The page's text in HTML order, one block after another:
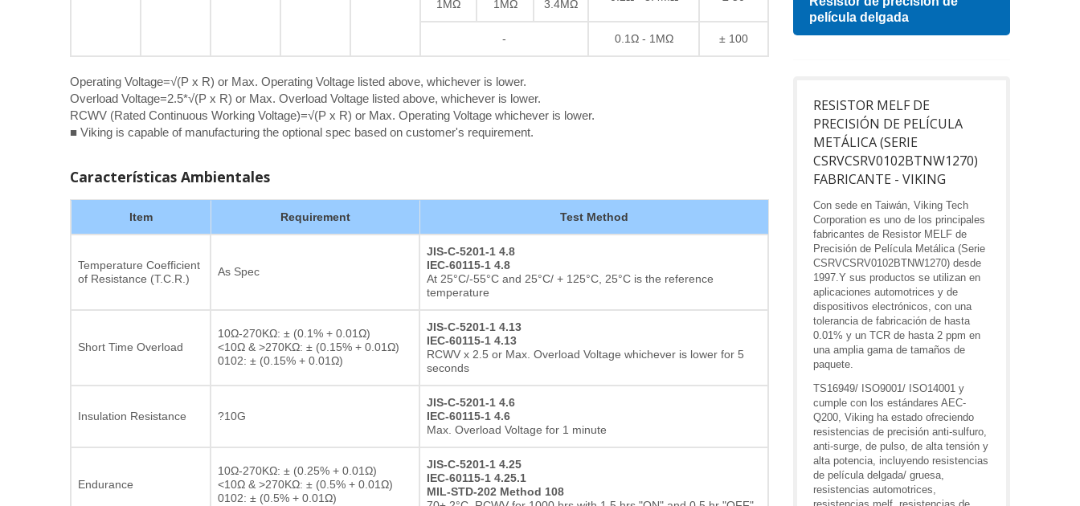
1MΩ
1MΩ
3.4MΩ
- 0.1Ω - 1MΩ ± 100
Operating Voltage=√(P x R) or Max. Operating Voltage listed above, whichever is lower.
Overload Voltage=2.5*√(P x R) or Max. Overload Voltage listed above, whichever is lower.
RCWV (Rated Continuous Working Voltage)=√(P x R) or Max. Operating Voltage whichever is lower.
■ Viking is capable of manufacturing the optional spec based on customer's requirement.
Características Ambientales
Item Requirement Test Method
Temperature Coefficient
of Resistance (T.C.R.)
As Spec
JIS-C-5201-1 4.8
IEC-60115-1 4.8
At 25°C/-55°C and 25°C/ + 125°C, 25°C is the reference
temperature
Short Time Overload
10Ω-270KΩ: ± (0.1% + 0.01Ω)
<10Ω & >270KΩ: ± (0.15% + 0.01Ω)
0102: ± (0.15% + 0.01Ω)
JIS-C-5201-1 4.13
IEC-60115-1 4.13
RCWV x 2.5 or Max. Overload Voltage whichever is lower for 5
seconds
Insulation Resistance ?10G
JIS-C-5201-1 4.6
IEC-60115-1 4.6
Max. Overload Voltage for 1 minute
Endurance
10Ω-270KΩ: ± (0.25% + 0.01Ω)
<10Ω & >270KΩ: ± (0.5% + 0.01Ω)
0102: ± (0.5% + 0.01Ω)
JIS-C-5201-1 4.25
IEC-60115-1 4.25.1
MIL-STD-202 Method 108
película delgada
RESISTOR MELF DE
PRECISIÓN DE PELÍCULA
METÁLICA (SERIE
CSRVCSRV0102BTNW1270)
FABRICANTE - VIKING
Con sede en Taiwán, Viking Tech
Corporation es uno de los principales
fabricantes de Resistor MELF de
Precisión de Película Metálica (Serie
CSRVCSRV0102BTNW1270) desde
1997.Y sus productos se utilizan en
aplicaciones automotrices y de
dispositivos electrónicos, con una
tolerancia de fabricación de hasta
0.01% y un TCR de hasta 2 ppm en
una amplia gama de tamaños de
paquete.
TS16949/ ISO9001/ ISO14001 y
cumple con los estándares AEC-
Q200, Viking ha estado ofreciendo
resistencias de precisión anti-sulfuro,
anti-surge, de pulso, de alta tensión y
alta potencia, incluyendo resistencias
de película delgada/ gruesa,
resistencias automotrices,